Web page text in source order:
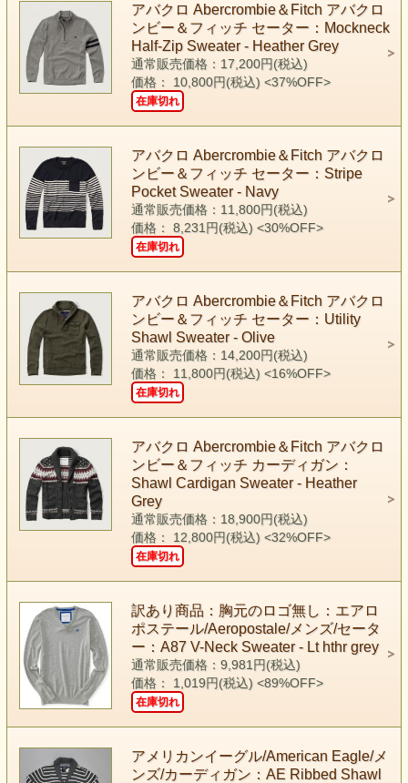
アバクロ Abercrombie＆Fitch アバクロ
ンビー＆フィッチ セーター：Mockneck
Half-Zip Sweater - Heather Grey
通常販売価格：17,200円(税込)
価格： 10,800円(税込) <37%OFF>
在庫切れ
アバクロ Abercrombie＆Fitch アバクロ
ンビー＆フィッチ セーター：Stripe
Pocket Sweater - Navy
通常販売価格：11,800円(税込)
価格： 8,231円(税込) <30%OFF>
在庫切れ
アバクロ Abercrombie＆Fitch アバクロ
ンビー＆フィッチ セーター：Utility
Shawl Sweater - Olive
通常販売価格：14,200円(税込)
価格： 11,800円(税込) <16%OFF>
在庫切れ
アバクロ Abercrombie＆Fitch アバクロ
ンビー＆フィッチ カーディガン：
Shawl Cardigan Sweater - Heather
Grey
通常販売価格：18,900円(税込)
価格： 12,800円(税込) <32%OFF>
在庫切れ
訳あり商品：胸元のロゴ無し：エアロ
ポステール/Aeropostale/メンズ/セータ
ー：A87 V-Neck Sweater - Lt hthr grey
通常販売価格：9,981円(税込)
価格： 1,019円(税込) <89%OFF>
在庫切れ
アメリカンイーグル/American Eagle/メ
ンズ/カーディガン：AE Ribbed Shawl